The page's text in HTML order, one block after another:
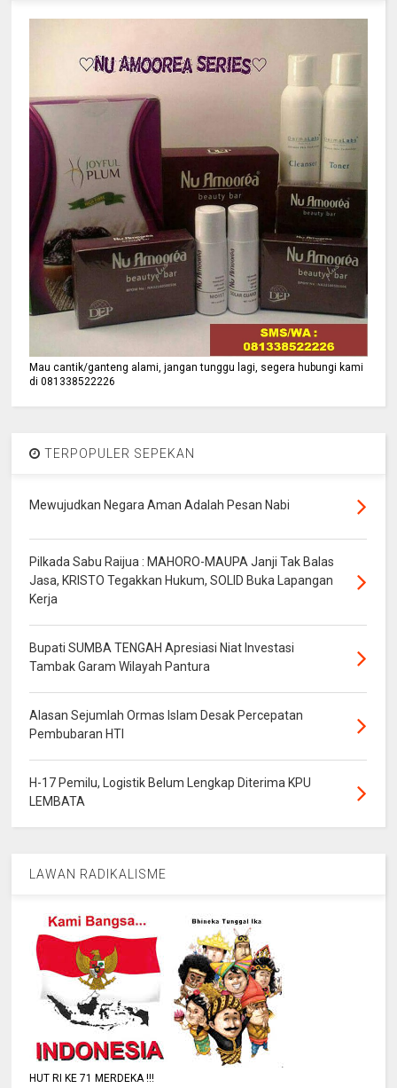
Mau cantik/ganteng alami, jangan tunggu lagi, segera hubungi kami
di 081338522226
TERPOPULER SEPEKAN
Mewujudkan Negara Aman Adalah Pesan Nabi
Pilkada Sabu Raijua : MAHORO-MAUPA Janji Tak Balas
Jasa, KRISTO Tegakkan Hukum, SOLID Buka Lapangan
Kerja
Bupati SUMBA TENGAH Apresiasi Niat Investasi
Tambak Garam Wilayah Pantura
Alasan Sejumlah Ormas Islam Desak Percepatan
Pembubaran HTI
H-17 Pemilu, Logistik Belum Lengkap Diterima KPU
LEMBATA
LAWAN RADIKALISME
HUT RI KE 71 MERDEKA !!!